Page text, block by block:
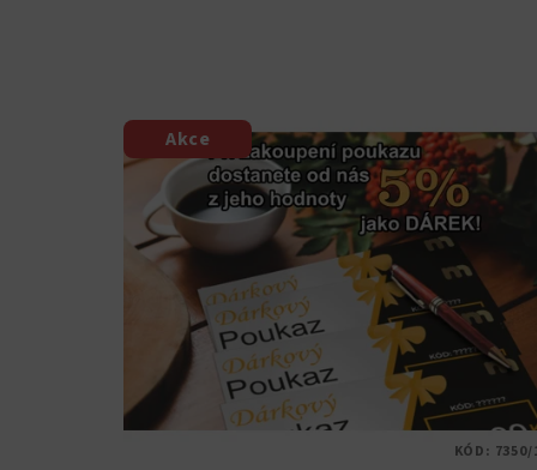
í
p
o
k
t
V
ý
p
i
r
o
Akce
KÓD: 7350/